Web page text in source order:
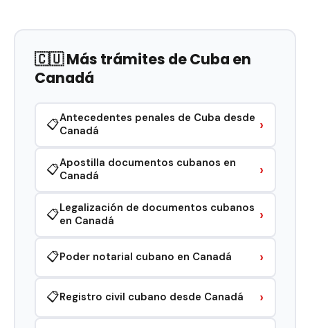
🇨🇺 Más trámites de Cuba en
Canadá
📋Antecedentes penales de Cuba desde
Canadá
›
📋Apostilla documentos cubanos en
Canadá
›
📋Legalización de documentos cubanos
en Canadá
›
📋Poder notarial cubano en Canadá ›
📋Registro civil cubano desde Canadá ›